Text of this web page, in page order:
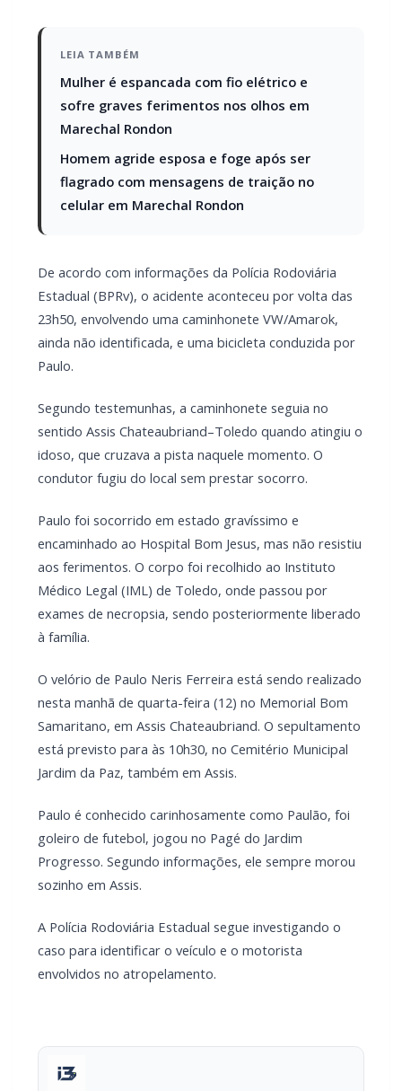
LEIA TAMBÉM
Mulher é espancada com fio elétrico e
sofre graves ferimentos nos olhos em
Marechal Rondon
Homem agride esposa e foge após ser
flagrado com mensagens de traição no
celular em Marechal Rondon
De acordo com informações da Polícia Rodoviária
Estadual (BPRv), o acidente aconteceu por volta das
23h50, envolvendo uma caminhonete VW/Amarok,
ainda não identificada, e uma bicicleta conduzida por
Paulo.
Segundo testemunhas, a caminhonete seguia no
sentido Assis Chateaubriand–Toledo quando atingiu o
idoso, que cruzava a pista naquele momento. O
condutor fugiu do local sem prestar socorro.
Paulo foi socorrido em estado gravíssimo e
encaminhado ao Hospital Bom Jesus, mas não resistiu
aos ferimentos. O corpo foi recolhido ao Instituto
Médico Legal (IML) de Toledo, onde passou por
exames de necropsia, sendo posteriormente liberado
à família.
O velório de Paulo Neris Ferreira está sendo realizado
nesta manhã de quarta-feira (12) no Memorial Bom
Samaritano, em Assis Chateaubriand. O sepultamento
está previsto para às 10h30, no Cemitério Municipal
Jardim da Paz, também em Assis.
Paulo é conhecido carinhosamente como Paulão, foi
goleiro de futebol, jogou no Pagé do Jardim
Progresso. Segundo informações, ele sempre morou
sozinho em Assis.
A Polícia Rodoviária Estadual segue investigando o
caso para identificar o veículo e o motorista
envolvidos no atropelamento.